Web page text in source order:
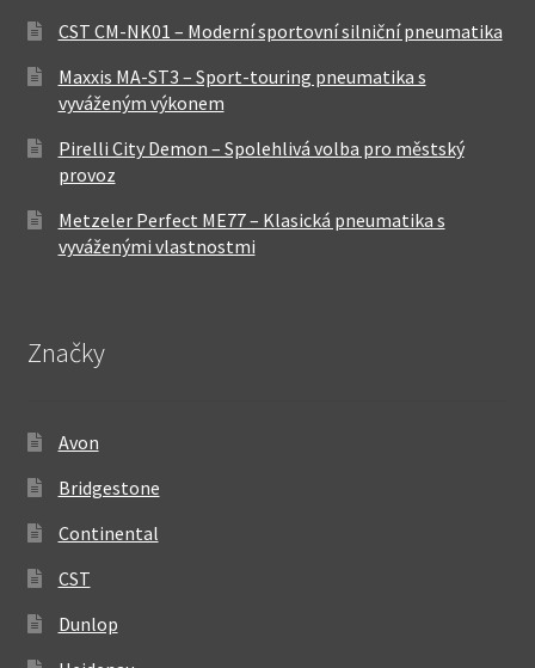
CST CM-NK01 – Moderní sportovní silniční pneumatika
Maxxis MA-ST3 – Sport-touring pneumatika s
vyváženým výkonem
Pirelli City Demon – Spolehlivá volba pro městský
provoz
Metzeler Perfect ME77 – Klasická pneumatika s
vyváženými vlastnostmi
Značky
Avon
Bridgestone
Continental
CST
Dunlop